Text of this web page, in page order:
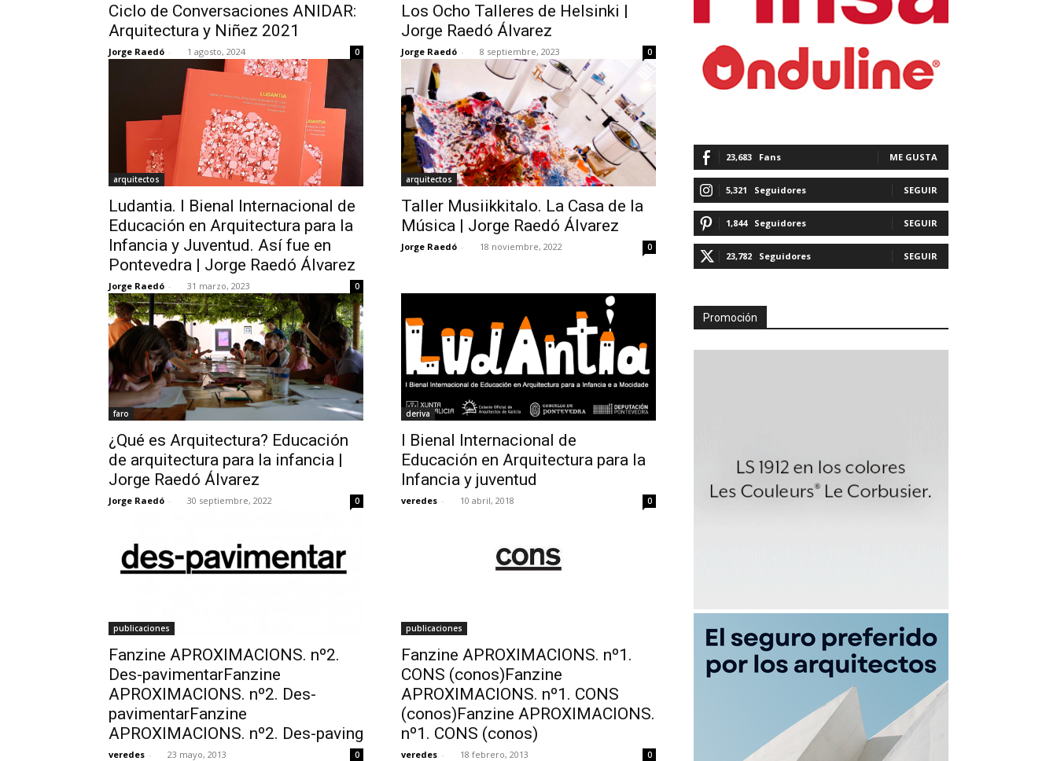
Ciclo de Conversaciones ANIDAR:
Arquitectura y Niñez 2021
Jorge Raedó - 1 agosto, 2024 0
Los Ocho Talleres de Helsinki |
Jorge Raedó Álvarez
Jorge Raedó - 8 septiembre, 2023 0
arquitectos
Ludantia. I Bienal Internacional de
Educación en Arquitectura para la
Infancia y Juventud. Así fue en
Pontevedra | Jorge Raedó Álvarez
Jorge Raedó - 31 marzo, 2023 0
arquitectos
Taller Musiikkitalo. La Casa de la
Música | Jorge Raedó Álvarez
Jorge Raedó - 18 noviembre, 2022 0
faro
¿Qué es Arquitectura? Educación
de arquitectura para la infancia |
Jorge Raedó Álvarez
Jorge Raedó - 30 septiembre, 2022 0
deriva
I Bienal Internacional de
Educación en Arquitectura para la
Infancia y juventud
veredes - 10 abril, 2018 0
publicaciones
Fanzine APROXIMACIONS. nº2.
Des-pavimentarFanzine
APROXIMACIONS. nº2. Des-
pavimentarFanzine
APROXIMACIONS. nº2. Des-paving
veredes - 23 mayo, 2013 0
publicaciones
Fanzine APROXIMACIONS. nº1.
CONS (conos)Fanzine
APROXIMACIONS. nº1. CONS
(conos)Fanzine APROXIMACIONS.
nº1. CONS (conos)
veredes - 18 febrero, 2013 0
23,683 Fans ME GUSTA
5,321 Seguidores SEGUIR
1,844 Seguidores SEGUIR
23,782 Seguidores SEGUIR
Promoción